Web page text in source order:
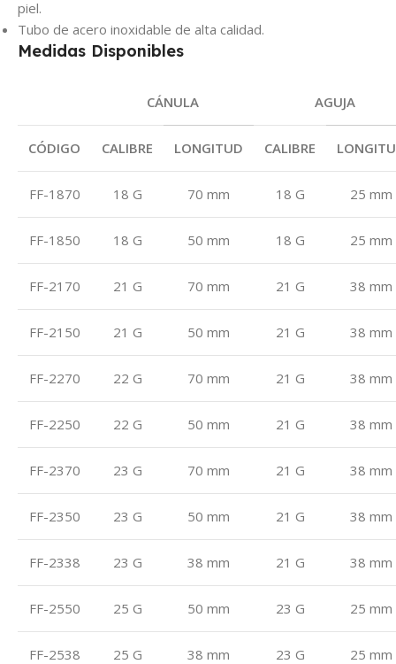
piel.
Tubo de acero inoxidable de alta calidad.
Medidas Disponibles
CÁNULA AGUJA
CÓDIGO CALIBRE LONGITUD CALIBRE
FF-1870 18 G 70 mm 18 G 25 mm
FF-1850 18 G 50 mm 18 G 25 mm
FF-2170 21 G 70 mm 21 G 38 mm
FF-2150 21 G 50 mm 21 G 38 mm
FF-2270 22 G 70 mm 21 G 38 mm
FF-2250 22 G 50 mm 21 G 38 mm
FF-2370 23 G 70 mm 21 G 38 mm
FF-2350 23 G 50 mm 21 G 38 mm
FF-2338 23 G 38 mm 21 G 38 mm
FF-2550 25 G 50 mm 23 G 25 mm
FF-2538 25 G 38 mm 23 G 25 mm